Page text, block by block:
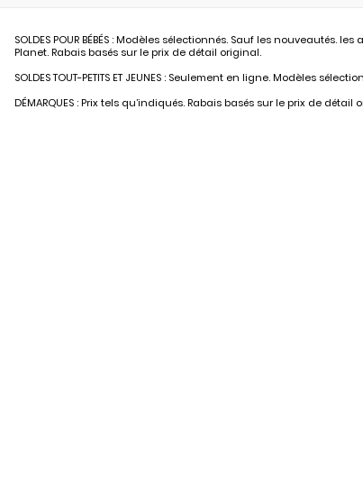
SOLDES POUR BÉBÉS : Modèles sélectionnés. Sauf les
Planet. Rabais basés sur le prix de détail original.
SOLDES TOUT-PETITS ET JEUNES : Seulement en ligne. Modèles
DÉMARQUES : Prix tels qu’indiqués. Rabais basés sur le prix de détail